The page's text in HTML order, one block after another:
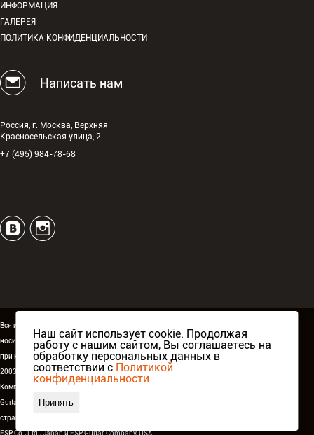
ИНФОРМАЦИЯ
ГАЛЕРЕЯ
ПОЛИТИКА КОНФИДЕНЦИАЛЬНОСТИ
Написать нам
Россия, г. Москва, Верхняя
Красносельская улица, 2
+7 (495) 984-78-68
Вся информация, размещённая на сайте espguitars.ru,
носит исключительно информационный характер и ни
при каких условиях не является публичной офертой.
2003-2026 ©ESP Guitars . Все права защищены.
Компания Аваллон, официальный дистрибьютор
Guitars
в России,
странах СНГ и Балтии, а также при поддержке
ESP Co., Ltd., JapanиESP Guitar Company, USA.
Наш сайт использует cookie. Продолжая
работу с нашим сайтом, Вы соглашаетесь на
обработку персональных данных в
соответствии с Политикой
конфиденциальности
Принять